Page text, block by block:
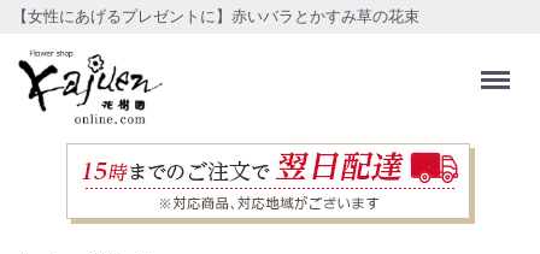
【女性にあげるプレゼントに】赤いバラとかすみ草の花束
Menu